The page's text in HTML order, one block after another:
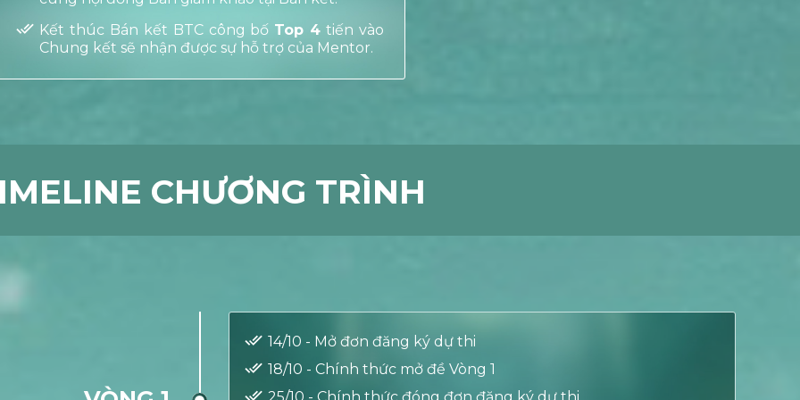
Kết thúc Bán kết BTC công bố Top 4 tiến vào
Chung kết sẽ nhận được sự hỗ trợ của Mentor.
CHƯƠNG TRÌNH
14/10 - Mở đơn đăng ký dự thi
18/10 - Chính thức mở đề Vòng 1
25/10 - Chính thức đóng đơn đăng ký dự thi